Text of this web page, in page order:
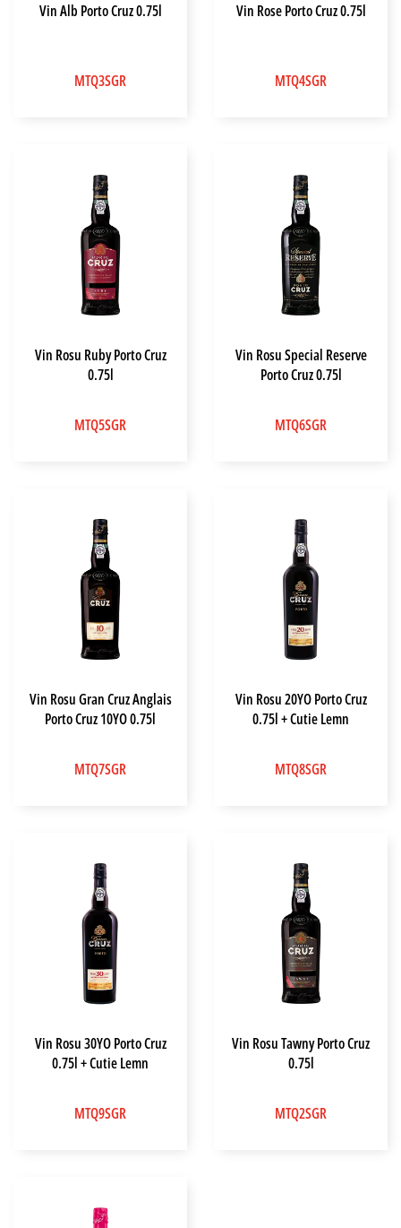
Vin Alb Porto Cruz 0.75l
MTQ3SGR
Vin Rose Porto Cruz 0.75l
MTQ4SGR
Vin Rosu Ruby Porto Cruz
0.75l
MTQ5SGR
Vin Rosu Special Reserve
Porto Cruz 0.75l
MTQ6SGR
Vin Rosu Gran Cruz Anglais
Porto Cruz 10YO 0.75l
MTQ7SGR
Vin Rosu 20YO Porto Cruz
0.75l + Cutie Lemn
MTQ8SGR
Vin Rosu 30YO Porto Cruz
0.75l + Cutie Lemn
MTQ9SGR
Vin Rosu Tawny Porto Cruz
0.75l
MTQ2SGR